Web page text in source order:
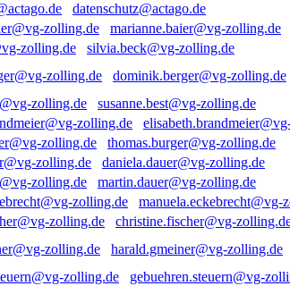
datenschutz@actago.de
marianne.baier@vg-zolling.de
silvia.beck@vg-zolling.de
dominik.berger@vg-zolling.de
susanne.best@vg-zolling.de
thomas.burger@vg-zolling.de
daniela.dauer@vg-zolling.de
martin.dauer@vg-zolling.de
manuela.eckebrecht@vg-
christine.fischer@vg-
harald.gmeiner@vg-zolling.de
gebuehren.steuern@vg-